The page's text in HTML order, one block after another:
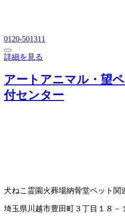
0120-501311
詳細を見る
アートアニマル・望
付センター
犬ねこ霊園 火葬場納骨堂ペット関
埼玉県川越市豊田町３丁目１８－